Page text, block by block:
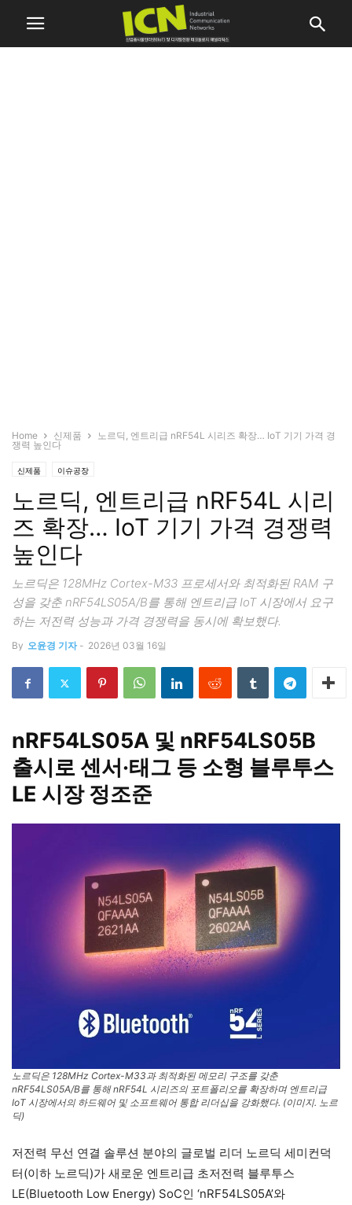
Home 신제품
노르딕, 엔트리급 nRF54L 시리즈 확장… IoT 기기 가격 경
쟁력 높인다
신제품 이슈공장
노르딕, 엔트리급 nRF54L 시리
즈 확장… IoT 기기 가격 경쟁력
높인다
노르딕은 128MHz Cortex-M33 프로세서와 최적화된 RAM 구
성을 갖춘 nRF54LS05A/B를 통해 엔트리급 IoT 시장에서 요구
하는 저전력 성능과 가격 경쟁력을 동시에 확보했다.
By 오윤경 기자 - 2026년 03월 16일
nRF54LS05A 및 nRF54LS05B
출시로 센서·태그 등 소형 블루투스
LE 시장 정조준
노르딕은 128MHz Cortex-M33과 최적화된 메모리 구조를 갖춘
nRF54LS05A/B를 통해 nRF54L 시리즈의 포트폴리오를 확장하며 엔트리급
IoT 시장에서의 하드웨어 및 소프트웨어 통합 리더십을 강화했다. (이미지. 노르
딕)
저전력 무선 연결 솔루션 분야의 글로벌 리더 노르딕 세미컨덕
터(이하 노르딕)가 새로운 엔트리급 초저전력 블루투스
LE(Bluetooth Low Energy) SoC인 ‘nRF54LS05A’와